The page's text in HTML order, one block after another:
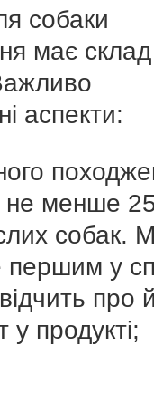
собаки
має склад
аспекти:
не менше
собак.
першим у
про
продукті;